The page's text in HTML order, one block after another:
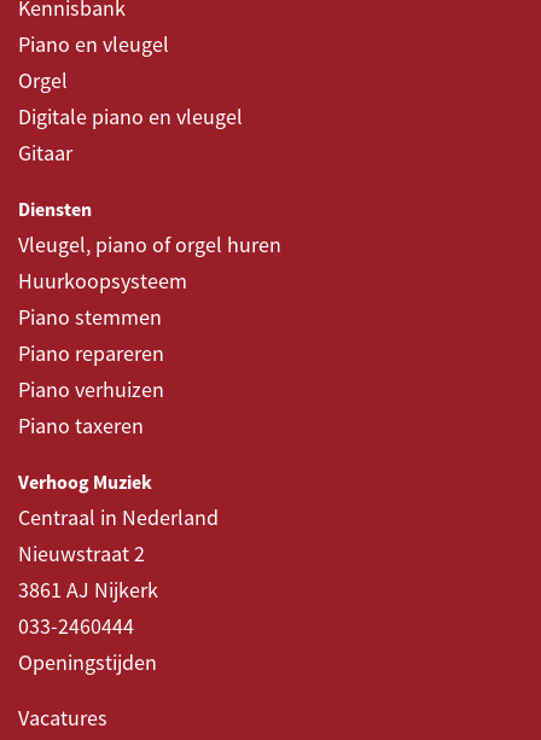
Kennisbank
Piano en vleugel
Orgel
Digitale piano en vleugel
Gitaar
Diensten
Vleugel, piano of orgel huren
Huurkoopsysteem
Piano stemmen
Piano repareren
Piano verhuizen
Piano taxeren
Verhoog Muziek
Centraal in Nederland
Nieuwstraat 2
3861 AJ Nijkerk
033-2460444
Openingstijden
Vacatures